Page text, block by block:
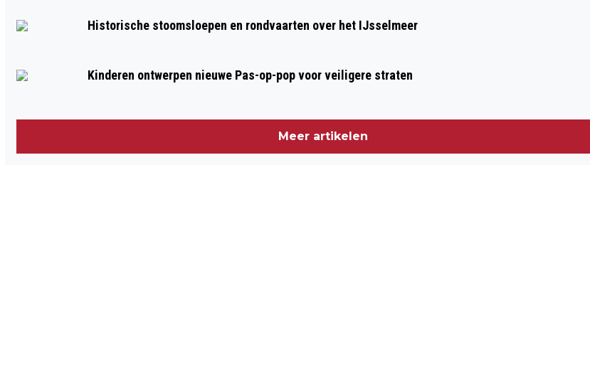
Historische stoomsloepen en rondvaarten over het IJsselmeer
Kinderen ontwerpen nieuwe Pas-op-pop voor veiligere straten
Meer artikelen